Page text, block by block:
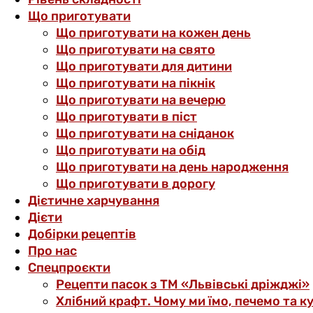
Що приготувати
Що приготувати на кожен день
Що приготувати на свято
Що приготувати для дитини
Що приготувати на пікнік
Що приготувати на вечерю
Що приготувати в піст
Що приготувати на сніданок
Що приготувати на обід
Що приготувати на день народження
Що приготувати в дорогу
Дієтичне харчування
Дієти
Добірки рецептів
Про нас
Спецпроєкти
Рецепти пасок з ТМ «Львівські дріжджі»
Хлібний крафт. Чому ми їмо, печемо та